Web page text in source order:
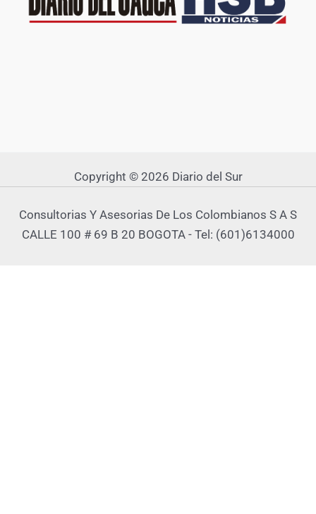
Copyright © 2026 Diario del Sur
Consultorias Y Asesorias De Los Colombianos S A S
CALLE 100 # 69 B 20 BOGOTA - Tel: (601)6134000